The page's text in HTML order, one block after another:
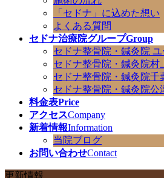
「セドナ」に込めた想い
よくある質問
セドナ治療院グループGroup
セドナ整骨院・鍼灸院
セドナ整骨院・鍼灸院村
セドナ整骨院・鍼灸院千
セドナ整骨院・鍼灸院公
料金表Price
アクセスCompany
新着情報Information
当院ブログ
お問い合わせContact
更新情報